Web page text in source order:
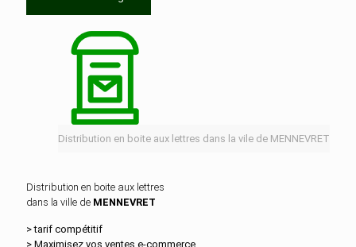
Distribution en boite aux lettres dans la vile de MENNEVRET
Distribution en boite aux lettres
dans la ville de MENNEVRET
> tarif compétitif
> Maximisez vos ventes e‑commerce